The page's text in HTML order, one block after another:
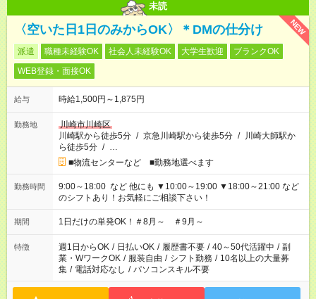
未読
NEW
〈空いた日1日のみからOK〉＊DMの仕分け
派遣 職種未経験OK 社会人未経験OK 大学生歓迎
ブランクOK
WEB登録・面接OK
給与 時給1,500円～1,875円
勤務地
川崎市川崎区
川崎駅から徒歩5分 / 京急川崎駅から徒歩5分 / 川崎大師駅か
ら徒歩5分 / …
■物流センターなど ■勤務地選べます
勤務時間
9:00～18:00 など 他にも ▼10:00～19:00 ▼18:00～21:00 など
のシフトあり！お気軽にご相談下さい！
期間 1日だけの単発OK！＃8月～ ＃9月～
特徴 週1日からOK / 日払いOK / 履歴書不要 / 40～50代活躍中 / 副
業・WワークOK / 服装自由 / シフト勤務 / 10名以上の大量募
集 / 電話対応なし / パソコンスキル不要